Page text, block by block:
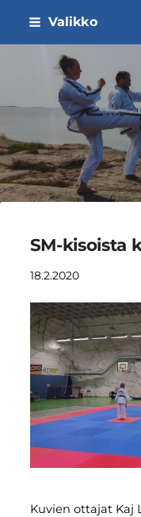
Siirry
sisältöön
Valikko
SM-kisoista
18.2.2020
Kuvien ottajat Kaj